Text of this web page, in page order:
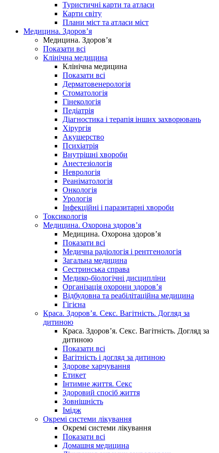
Туристичні карти та атласи
Карти світу
Плани міст та атласи міст
Медицина. Здоров’я
Медицина. Здоров’я
Показати всі
Клінічна медицина
Клінічна медицина
Показати всі
Дерматовенерологія
Стоматологія
Гінекологія
Педіатрія
Діагностика і терапія інших захворювань
Хірургія
Акушерство
Психіатрія
Внутрішні хвороби
Анестезіологія
Неврологія
Реаніматологія
Онкологія
Урологія
Інфекційні і паразитарні хвороби
Токсикологія
Медицина. Охорона здоров’я
Медицина. Охорона здоров’я
Показати всі
Медична радіологія і рентгенологія
Загальна медицина
Сестринська справа
Медико-біологічні дисципліни
Організація охорони здоров’я
Відбудовна та реабілітаційна медицина
Гігієна
Краса. Здоров’я. Секс. Вагітність. Догляд за
дитиною
Краса. Здоров’я. Секс. Вагітність. Догляд за
дитиною
Показати всі
Вагітність і догляд за дитиною
Здорове харчування
Етикет
Інтимне життя. Секс
Здоровий спосіб життя
Зовнішність
Імідж
Окремі системи лікування
Окремі системи лікування
Показати всі
Домашня медицина